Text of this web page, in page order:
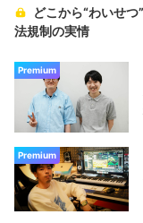
どこから“わいせ
法規制の実情
Premium
Premium